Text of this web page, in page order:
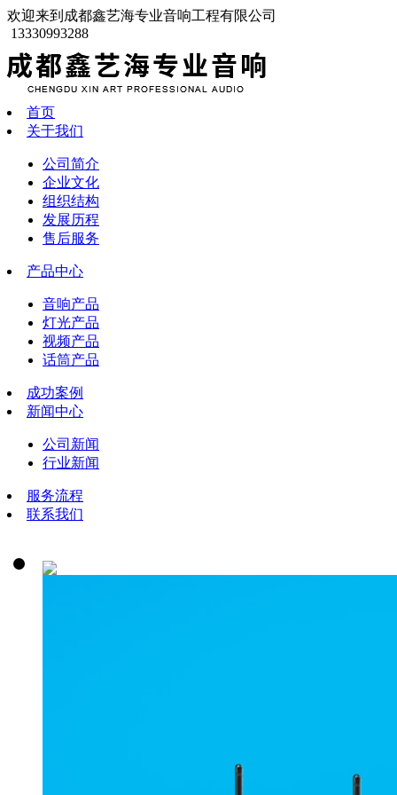
欢迎来到成都鑫艺海专业音响工程有限公司
13330993288
首页
关于我们
公司简介
企业文化
组织结构
发展历程
售后服务
产品中心
音响产品
灯光产品
视频产品
话筒产品
成功案例
新闻中心
公司新闻
行业新闻
服务流程
联系我们